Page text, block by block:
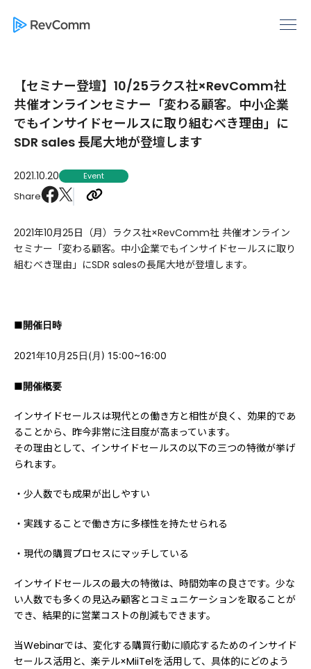
【セミナー登壇】10/25ラクス社×RevComm社
共催オンラインセミナー「変わる顧客。中小企業
でもインサイドセールスに取り組むべき理由」に
SDR sales 長尾大地が登壇します
2021.10.20 Event
Share
2021年10月25日（月）ラクス社×RevComm社 共催オンライン
セミナー「変わる顧客。中小企業でもインサイドセールスに取り
組むべき理由」にSDR salesの長尾大地が登壇します。
■開催日時
2021年10月25日(月) 15:00~16:00
■開催概要
インサイドセールスは現代との働き方と相性が良く、効果的であ
ることから、昨今非常に注目度が高まっています。
その理由として、インサイドセールスの以下の三つの特徴が挙げ
られます。
・少人数でも成果が出しやすい
・実践することで働き方に多様性を持たせられる
・現代の購買プロセスにマッチしている
インサイドセールスの最大の特徴は、時間効率の良さです。少な
い人数でも多くの見込み顧客とコミュニケーションを取ることが
でき、結果的に営業コストの削減もできます。
当Webinarでは、変化する購買行動に順応するためのインサイド
セールス活用と、楽テル×MiiTelを活用して、具体的にどのよう